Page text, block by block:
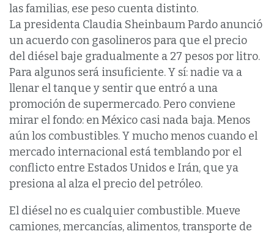
las familias, ese peso cuenta distinto.
La presidenta Claudia Sheinbaum Pardo anunció
un acuerdo con gasolineros para que el precio
del diésel baje gradualmente a 27 pesos por litro.
Para algunos será insuficiente. Y sí: nadie va a
llenar el tanque y sentir que entró a una
promoción de supermercado. Pero conviene
mirar el fondo: en México casi nada baja. Menos
aún los combustibles. Y mucho menos cuando el
mercado internacional está temblando por el
conflicto entre Estados Unidos e Irán, que ya
presiona al alza el precio del petróleo.
El diésel no es cualquier combustible. Mueve
camiones, mercancías, alimentos, transporte de